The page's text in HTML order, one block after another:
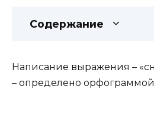
Содержание
Написание выражения –
– определено